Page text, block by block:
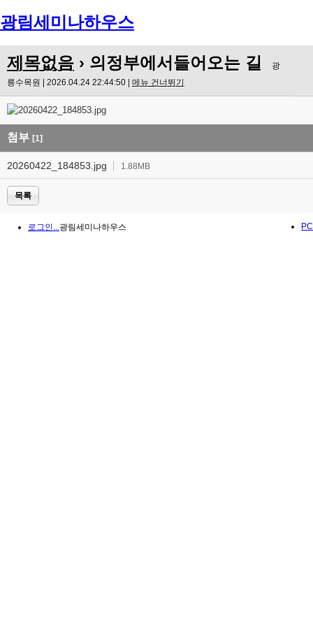
광림세미나하우스
제목없음 › 의정부에서들어오는 길
광
릉수목원 | 2026.04.24 22:44:50 | 메뉴 건너뛰기
첨부 [1]
20260422_184853.jpg 1.88MB
목록
로그인... PC
광림세미나하우스